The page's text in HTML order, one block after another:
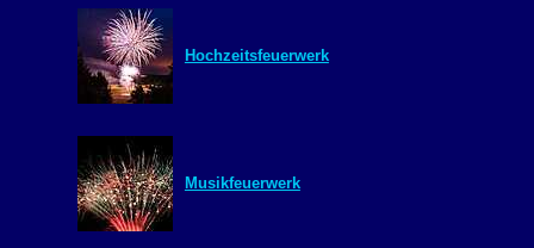
Hochzeitsfeuerwerk
Musikfeuerwerk